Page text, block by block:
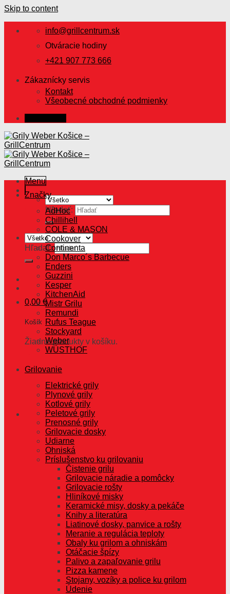
Skip to content
info@grillcentrum.sk
Otváracie hodiny
+421 907 773 666
Zákaznícky servis
Kontakt
Všeobecné obchodné podmienky
Menu
Hľadať:
Hľadať:
0,00 €
Košík
Žiadne produkty v košíku.
Značky
AdHoc
Chillihell
COLE & MASON
Cookover
Continenta
Don Marco´s Barbecue
Enders
Guzzini
Kesper
KitchenAid
Mistr Grilu
Remundi
Rufus Teague
Stockyard
Weber
WÜSTHOF
Grilovanie
Elektrické grily
Plynové grily
Kotlové grily
Peletové grily
Prenosné grily
Grilovacie dosky
Udiarne
Ohniská
Príslušenstvo ku grilovaniu
Čistenie grilu
Grilovacie náradie a pomôcky
Grilovacie rošty
Hliníkové misky
Keramické misy, dosky a pekáče
Knihy a literatúra
Liatinové dosky, panvice a rošty
Meranie a regulácia teploty
Obaly ku grilom a ohniskám
Otáčacie špízy
Palivo a zapaľovanie grilu
Pizza kamene
Stojany, vozíky a police ku grilom
Údenie